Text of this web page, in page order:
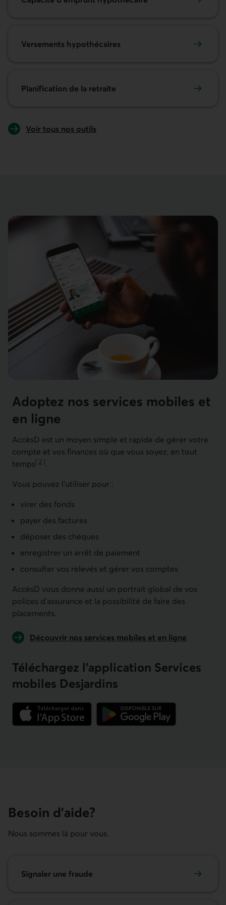
Versements hypothécaires
Planification de la retraite
Voir tous nos outils
Adoptez nos services mobiles et
en ligne
AccèsD est un moyen simple et rapide de gérer votre
compte et vos finances où que vous soyez, en tout
temps[ 2 ]
Aller à la note
.
Vous pouvez l'utiliser pour :
virer des fonds
payer des factures
déposer des chèques
enregistrer un arrêt de paiement
consulter vos relevés et gérer vos comptes
AccèsD vous donne aussi un portrait global de vos
polices d'assurance et la possibilité de faire des
placements.
Découvrir nos services mobiles et en ligne
Téléchargez l’application Services
mobiles Desjardins
Besoin d’aide?
Nous sommes là pour vous.
Signaler une fraude